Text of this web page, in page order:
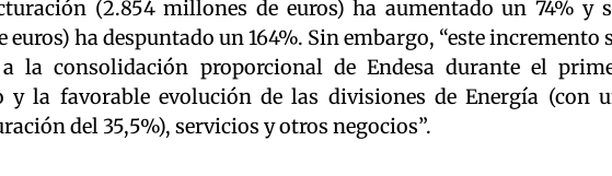
(2.854 millones de euros) ha aumentado un 74% y
ha despuntado un 164%. Sin embargo, “este incremento
la consolidación proporcional de Endesa durante el
y la favorable evolución de las divisiones de Energía (con
del 35,5%), servicios y otros negocios”.